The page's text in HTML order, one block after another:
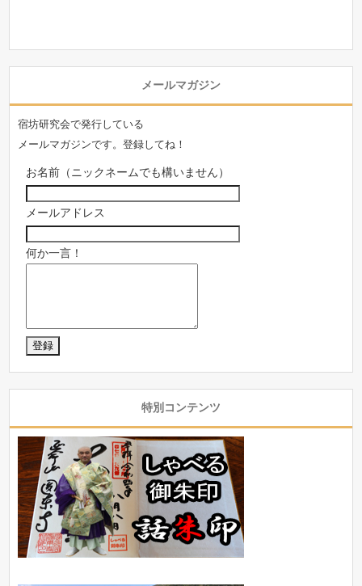
メールマガジン
宿坊研究会で発行している
メールマガジンです。登録してね！
お名前（ニックネームでも構いません）
メールアドレス
何か一言！
特別コンテンツ